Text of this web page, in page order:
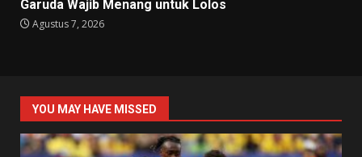
Garuda Wajib Menang untuk Lolos
Agustus 7, 2026
YOU MAY HAVE MISSED